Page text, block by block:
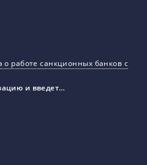
работе санкционных банков с
и введет…